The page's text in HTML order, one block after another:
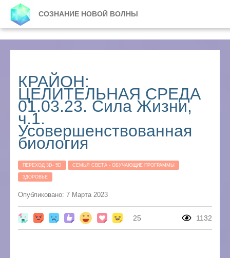
СОЗНАНИЕ НОВОЙ ВОЛНЫ
КРАЙОН:
ЦЕЛИТЕЛЬНАЯ СРЕДА
01.03.23. Сила Жизни,
ч.1.
Усовершенствованная
биология
ПЕРЕХОД 3D- 5D СЕМЬЯ СВЕТА - ОБУЧАЮЩИЕ ПРОГРАММЫ
ЗДОРОВЬЕ
Опубликовано: 7 Марта 2023
25 1132